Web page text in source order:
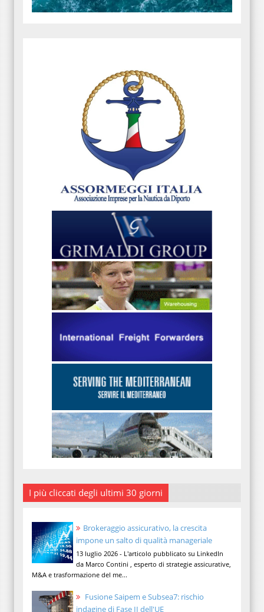
I più cliccati degli ultimi 30 giorni
Brokeraggio assicurativo, la crescita
impone un salto di qualità manageriale
13 luglio 2026 - L'articolo pubblicato su LinkedIn
da Marco Contini , esperto di strategie assicurative,
M&A e trasformazione del me...
Fusione Saipem e Subsea7: rischio
indagine di Fase II dell'UE